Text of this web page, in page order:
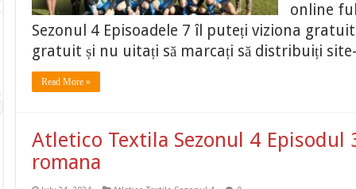
online
Sezonul 4 Episoadele 7 îl puteți viziona
gratuit și nu uitați să marcați să distribuiți
Read More »
Atletico Textila Sezonul 4
romana